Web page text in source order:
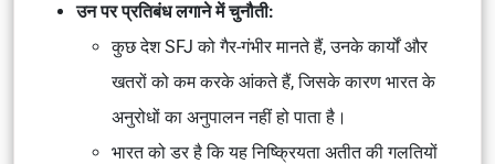
उन पर प्रतिबंध लगाने में चुनौती:
कुछ देश SFJ को गैर-गंभीर मानते हैं, उनके कार्यों और
खतरों को कम करके आंकते हैं, जिसके कारण भारत के
अनुरोधों का अनुपालन नहीं हो पाता है।
भारत को डर है कि यह निष्क्रियता अतीत की गलतियों